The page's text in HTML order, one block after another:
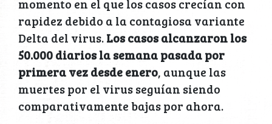
momento en el que los casos crecían con
rapidez debido a la contagiosa variante
Delta del virus.Los casos alcanzaron los
50.000 diarios la semana pasada por
primera vez desde enero, aunque las
muertes por el virus seguían siendo
comparativamente bajas por ahora.